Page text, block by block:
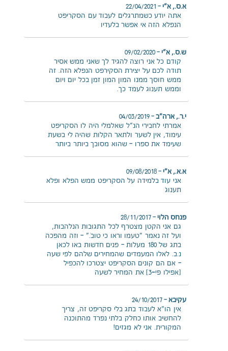
א.ס., א"י–
22/04/2021
אתה יודע כשמתרגלים לעבוד עם הסקריפט
הנפלא הזה אי אפשר בלעדיו
ש.ס., א"י–
09/02/2020
קודם כל אני רוצה להגיד לך שאני ממש אסיר
תודה לכם על יצירת הסקירפט הנפלא הזה. זה
ממש חוסך ממנו המון המון זמן בכל יום ויום
וממש תענוג לעמד כך.
י.ר., ארה"ב–
04/03/2019
אמרתי לחבירי הנ"ל שאלמלי היה לו הסקריפט
עימוד, אין לשער ולתאר הקלות שהיה לי בשעת
שעימד את ספרו – שהוא מסובך ביותר ביותר
א.א., א"י–
09/08/2018
אני עוד בלמידה על הסקריפט ממש הפלא ופלא
תענוג…
פנחס הלוי–
28/11/2017
גם אני הקטן מצטרף לכל התגובות הנלהבות,
ועל זה נאמר "טעמו וראו כי טוב…." – וזה מהפכה
בתג של 180 מעלות – פנים חדשות באו לכאן
נ.ב. לאלו המעמדים שהמחירים שלהם לפי שעה
– אם הם קונים הסקריפט יצטרכו להכפיל
[אפילו פי-3] את המחיר לשעה
עקיבא–
24/10/2017
אין הו"א לעבוד בתג בלי סקריפט זה, צריך
להחשיב אותו כחלק בלתי נפרד מהתוכנה
המקורית. אני לא מגזים!